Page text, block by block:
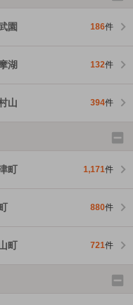
園 186件
湖 132件
山 394件
町 1,171件
880件
町 721件